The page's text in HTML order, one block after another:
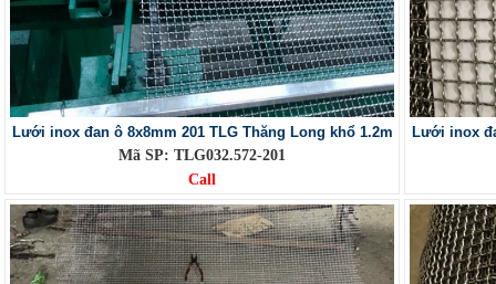
Lưới inox đan ô 8x8mm 201 TLG Thăng Long khổ 1.2m
Mã SP: TLG032.572-201
Call
Lưới inox